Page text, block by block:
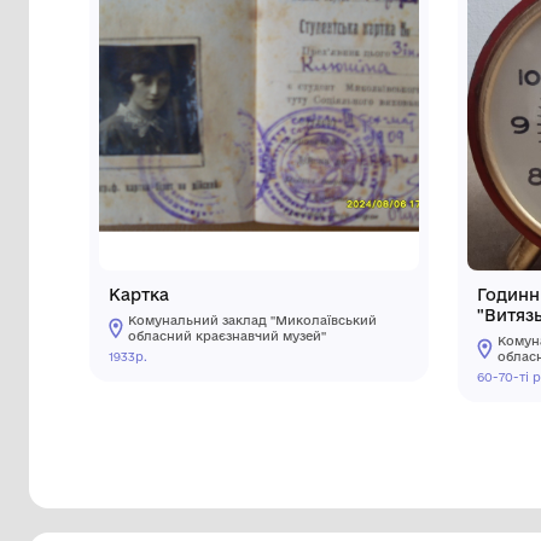
Інші предмети